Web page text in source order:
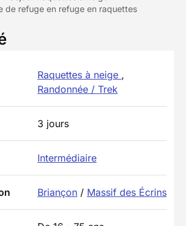
de refuge en refuge en raquettes
Raquettes à neige ,
Randonnée / Trek
3 jours
Intermédiaire
Briançon / Massif des Écrins